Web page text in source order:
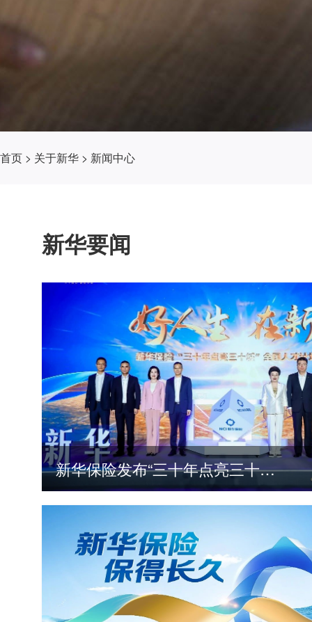
首页 > 关于新华 > 新闻中心
新华要闻
新华保险发布“三十年点亮三十城”全国人才计划